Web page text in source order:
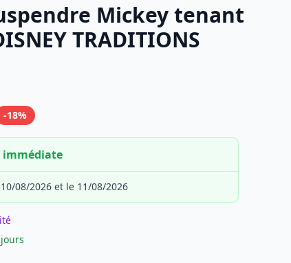
Mickey tenant
TRADITIONS
-18%
immédiate
08/2026 et le 11/08/2026